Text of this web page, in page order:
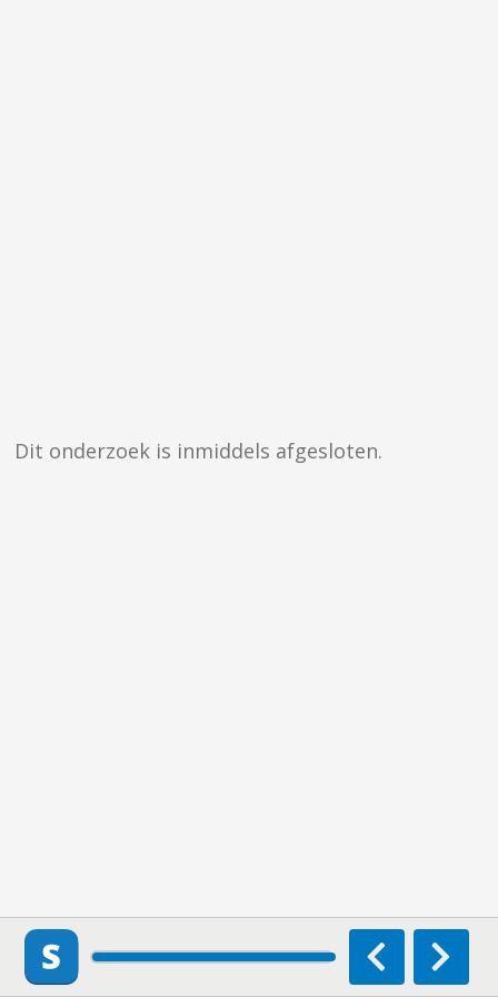
Dit onderzoek is inmiddels afgesloten.